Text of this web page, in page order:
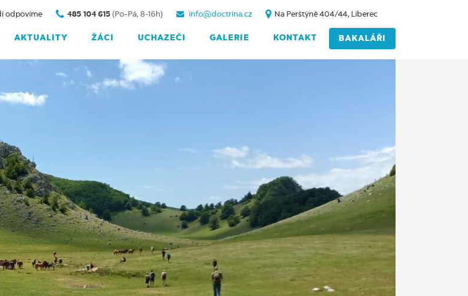
AKTUALITY ŽÁCI UCHAZEČI GALERIE KONTAKT BAKALÁŘI
odpovíme 485 104 615 (Po-Pá, 8-16h) info@doctrina.cz Na Perštýně 404/44, Liberec